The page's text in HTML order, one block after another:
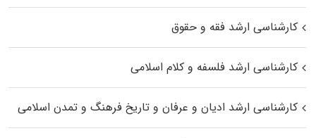
کارشناسی ارشد فقه و حقوق
کارشناسی ارشد فلسفه و کلام اسلامی
کارشناسی ارشد ادیان و عرفان و تاریخ فرهنگ و تمدن اسلامی